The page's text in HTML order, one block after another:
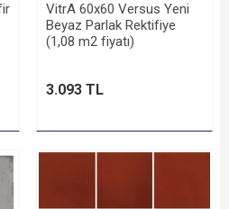
VitrA 60x60 Versus Yeni
Beyaz Parlak Rektifiye
(1,08 m2 fiyatı)
3.093 TL